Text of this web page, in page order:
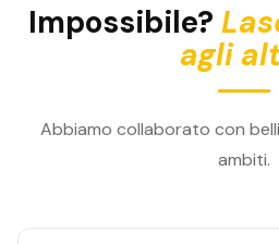
Impossibile?
agli
Abbiamo collaborato con
ambiti.